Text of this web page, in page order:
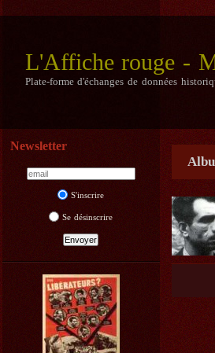
L'Affiche rouge -
Plate-forme d'échanges de données
Newsletter
S'inscrire
Se désinscrire